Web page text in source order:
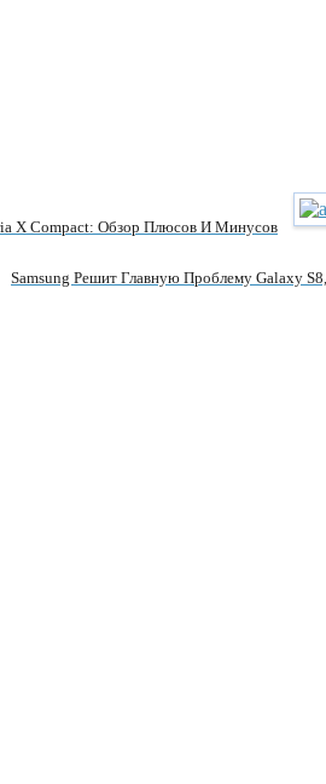
X Compact: Обзор Плюсов И Минусов
Samsung Решит Главную Проблему Galaxy